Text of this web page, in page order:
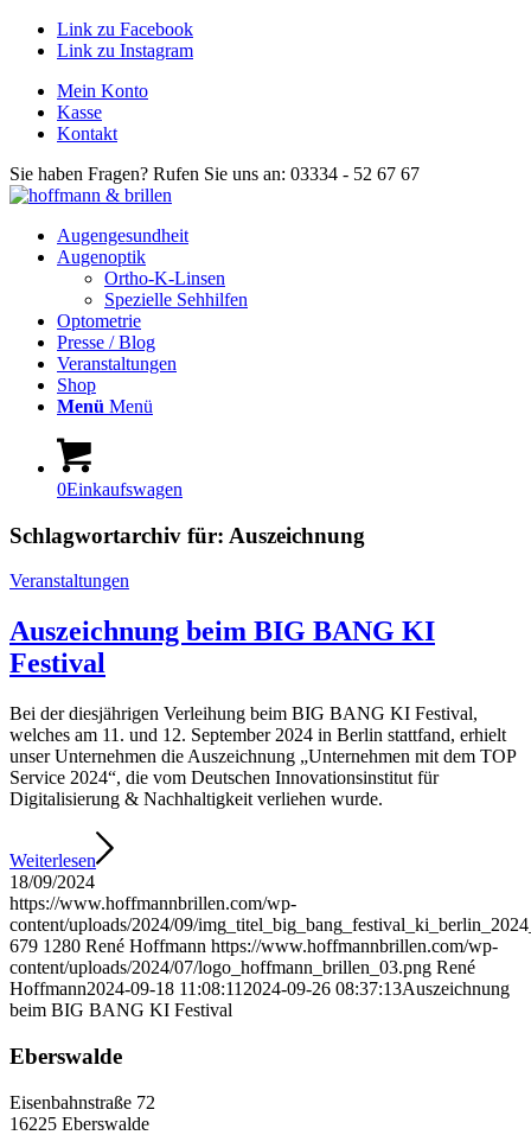
Link zu Facebook
Link zu Instagram
Mein Konto
Kasse
Kontakt
Sie haben Fragen? Rufen Sie uns an: 03334 - 52 67 67
Augengesundheit
Augenoptik
Ortho-K-Linsen
Spezielle Sehhilfen
Optometrie
Presse / Blog
Veranstaltungen
Shop
Menü Menü
0Einkaufswagen
Schlagwortarchiv für: Auszeichnung
Veranstaltungen
Auszeichnung beim BIG BANG KI
Festival
Bei der diesjährigen Verleihung beim BIG BANG KI Festival,
welches am 11. und 12. September 2024 in Berlin stattfand, erhielt
unser Unternehmen die Auszeichnung „Unternehmen mit dem TOP
Service 2024“, die vom Deutschen Innovationsinstitut für
Digitalisierung & Nachhaltigkeit verliehen wurde.
Weiterlesen
18/09/2024
https://www.hoffmannbrillen.com/wp-
content/uploads/2024/09/
679 1280 René Hoffmann https://www.hoffmannbrillen.com/wp-
content/uploads/2024/07/logo_hoffmann_brillen_03.png René
Hoffmann2024-09-18 11:08:11 2024-09-26 08:37:13Auszeichnung
beim BIG BANG KI Festival
Eberswalde
Eisenbahnstraße 72
16225 Eberswalde